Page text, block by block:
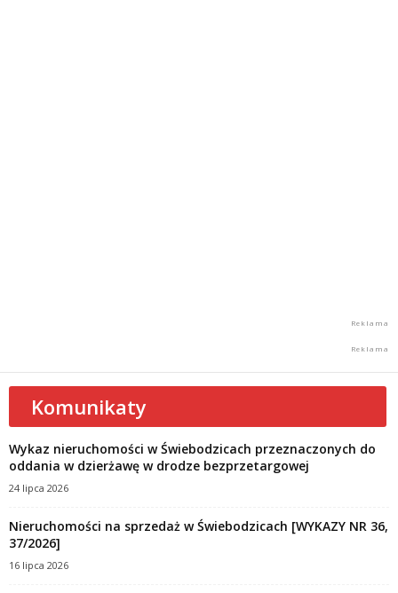
Komunikaty
Wykaz nieruchomości w Świebodzicach przeznaczonych do
oddania w dzierżawę w drodze bezprzetargowej
24 lipca 2026
Nieruchomości na sprzedaż w Świebodzicach [WYKAZY NR 36,
37/2026]
16 lipca 2026